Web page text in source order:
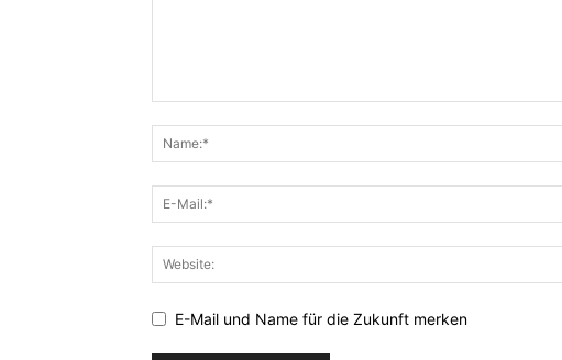
E-Mail und Name für die Zukunft merken